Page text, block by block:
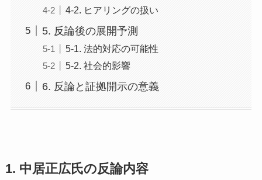
4-2. ヒアリングの扱い
5. 反論後の展開予測
5-1. 法的対応の可能性
5-2. 社会的影響
6. 反論と証拠開示の意義
1. 中居正広氏の反論内容